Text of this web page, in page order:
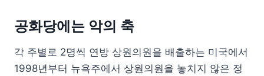
공화당에는 악의 축
각 주별로 2명씩 연방 상원의원을 배출하는 미국에서
1998년부터 뉴욕주에서 상원의원을 놓치지 않은 정